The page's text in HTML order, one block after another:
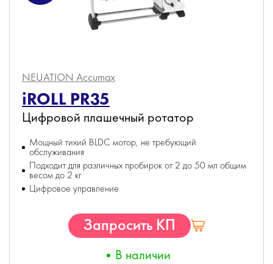
NEUATION Accumax
iROLL PR35
Цифровой плашечный ротатор
Мощный тихий BLDC мотор, не требующий
обслуживания
Подходит для различных пробирок от 2 до 50 мл общим
весом до 2 кг
Цифровое управление
Запросить КП
В наличии